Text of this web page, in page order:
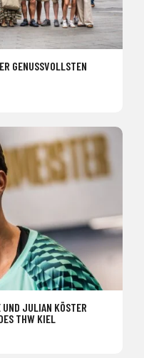
GENUSSVOLLSTEN
JULIAN KÖSTER
THW KIEL